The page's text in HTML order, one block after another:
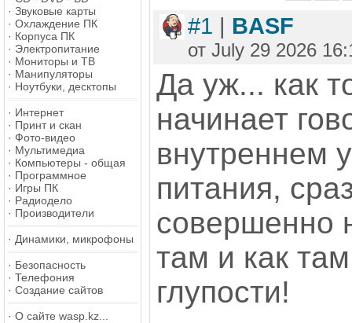
· Звуковые карты
· Охлаждение ПК
· Корпуса ПК
· Электропитание
· Мониторы и ТВ
· Манипуляторы
· Ноутбуки, десктопы
· Интернет
· Принт и скан
· Фото-видео
· Мультимедиа
· Компьютеры - общая
· Программное
· Игры ПК
· Радиодело
· Производители
· Динамики, микрофоны
· Безопасность
· Телефония
· Создание сайтов
· О сайте wasp.kz...
#1 | BASF
от July 29 2026
Да уж... как
начинает
внутреннем
питания,
совершенно
там и как
глупости!